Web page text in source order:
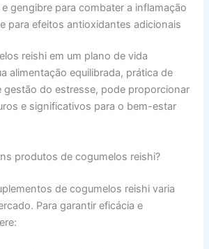
e gengibre para combater a inflamação
para efeitos antioxidantes adicionais
reishi em um plano de vida
alimentação equilibrada, prática de
gestão do estresse, pode proporcionar
e significativos para o bem-estar
produtos de cogumelos reishi?
de cogumelos reishi varia
Para garantir eficácia e